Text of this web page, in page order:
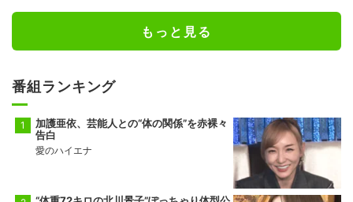
もっと見る
番組ランキング
加護亜依、芸能人との“体の関係”を赤裸々
告白
愛のハイエナ